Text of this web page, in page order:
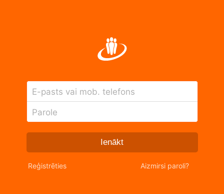
E-pasts vai mob. telefons
Parole
Ienākt
Reģistrēties Aizmirsi paroli?